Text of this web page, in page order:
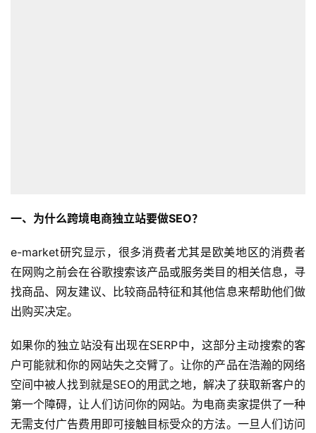
一、为什么跨境电商独立站要做SEO？
e-market研究显示，很多消费者尤其是欧美地区的消费者
在网购之前会在谷歌搜索该产品或服务类目的相关信息，寻
找商品、网友建议、比较商品特征和其他信息来帮助他们做
出购买决定。
如果你的独立站没有出现在SERP中，这部分主动搜索的客
户可能就和你的网站失之交臂了。让你的产品在浩瀚的网络
空间中被人找到就是SEO的用武之地，解决了获取新客户的
第一个障碍，让人们访问你的网站。为电商卖家提供了一种
无需支付广告费用即可接触目标受众的方法。一旦人们访问